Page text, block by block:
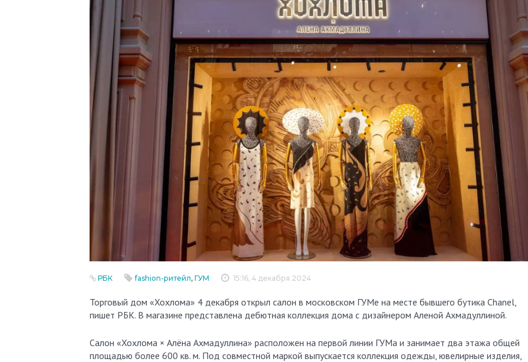
15:16, 4 декабря 2024
РБК fashion-ритейл, ГУМ
Торговый дом «Хохлома» 4 декабря открыл салон в московском ГУМе на месте бывшего бутика Chanel,
пишет РБК. В магазине представлена дебютная коллекция дома с дизайнером Аленой Ахмадуллиной.
Салон «Хохлома × Алёна Ахмадуллина» расположен на первой линии ГУМа и занимает два этажа общей
площадью более 600 кв. м. Под совместной маркой выпускается коллекция одежды, ювелирные изделия,